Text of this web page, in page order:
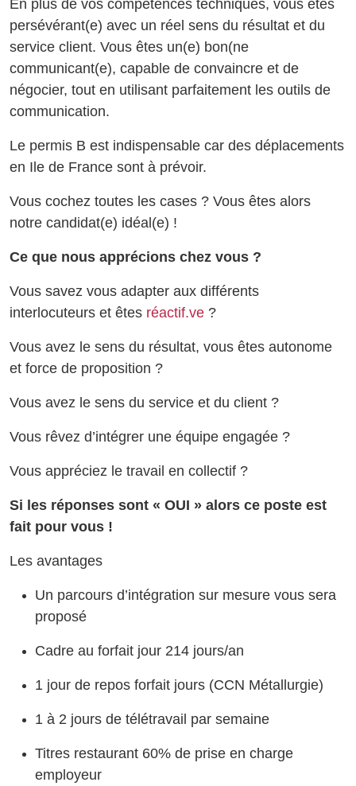
En plus de vos compétences techniques, vous êtes
persévérant(e) avec un réel sens du résultat et du
service client. Vous êtes un(e) bon(ne
communicant(e), capable de convaincre et de
négocier, tout en utilisant parfaitement les outils de
communication.
Le permis B est indispensable car des déplacements
en Ile de France sont à prévoir.
Vous cochez toutes les cases ? Vous êtes alors
notre candidat(e) idéal(e) !
Ce que nous apprécions chez vous ?
Vous savez vous adapter aux différents
interlocuteurs et êtes réactif.ve ?
Vous avez le sens du résultat, vous êtes autonome
et force de proposition ?
Vous avez le sens du service et du client ?
Vous rêvez d’intégrer une équipe engagée ?
Vous appréciez le travail en collectif ?
Si les réponses sont « OUI » alors ce poste est
fait pour vous !
Les avantages
Un parcours d’intégration sur mesure vous sera
proposé
Cadre au forfait jour 214 jours/an
1 jour de repos forfait jours (CCN Métallurgie)
1 à 2 jours de télétravail par semaine
Titres restaurant 60% de prise en charge
employeur